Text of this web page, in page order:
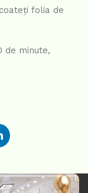
folia de
de minute,